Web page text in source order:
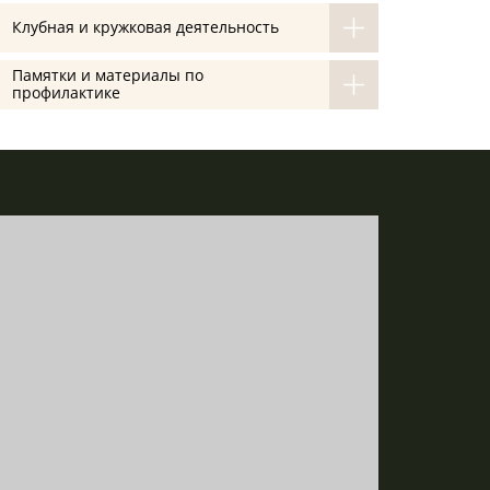
Клубная и кружковая деятельность
Памятки и материалы по
профилактике